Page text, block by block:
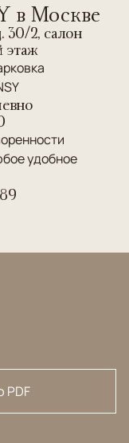
в Москве
30/2, салон
этаж
удобное
PDF